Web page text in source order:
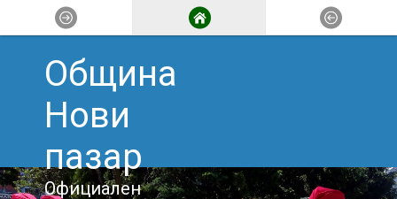
Община
Нови
пазар
Официален